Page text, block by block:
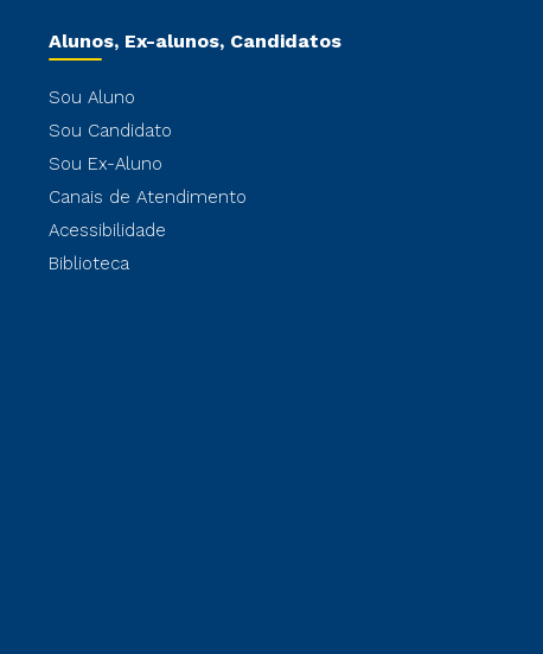
Alunos, Ex-alunos, Candidatos
Sou Aluno
Sou Candidato
Sou Ex-Aluno
Canais de Atendimento
Acessibilidade
Biblioteca